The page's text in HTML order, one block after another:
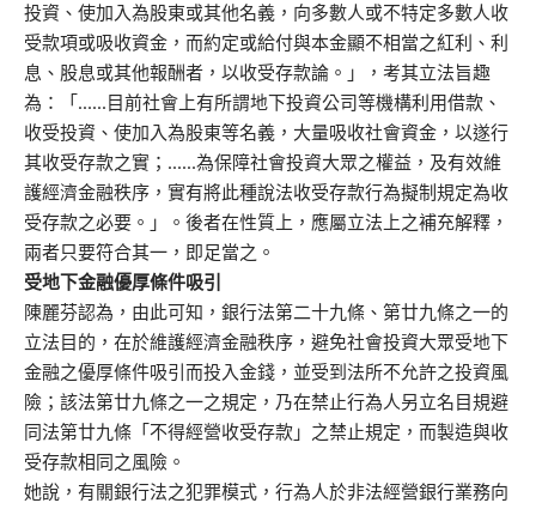
投資、使加入為股東或其他名義，向多數人或不特定多數人收
受款項或吸收資金，而約定或給付與本金顯不相當之紅利、利
息、股息或其他報酬者，以收受存款論。」，考其立法旨趣
為：「……目前社會上有所謂地下投資公司等機構利用借款、
收受投資、使加入為股東等名義，大量吸收社會資金，以遂行
其收受存款之實；……為保障社會投資大眾之權益，及有效維
護經濟金融秩序，實有將此種說法收受存款行為擬制規定為收
受存款之必要。」。後者在性質上，應屬立法上之補充解釋，
兩者只要符合其一，即足當之。
受地下金融優厚條件吸引
陳麗芬認為，由此可知，銀行法第二十九條、第廿九條之一的
立法目的，在於維護經濟金融秩序，避免社會投資大眾受地下
金融之優厚條件吸引而投入金錢，並受到法所不允許之投資風
險；該法第廿九條之一之規定，乃在禁止行為人另立名目規避
同法第廿九條「不得經營收受存款」之禁止規定，而製造與收
受存款相同之風險。
她說，有關銀行法之犯罪模式，行為人於非法經營銀行業務向